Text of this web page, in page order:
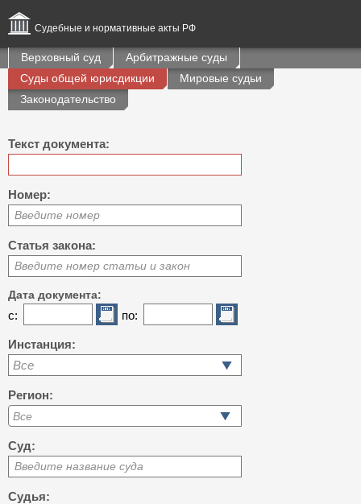
Судебные и нормативные акты РФ
Верховный суд
Арбитражные суды
Суды общей юрисдикции
Мировые судьи
Законодательство
Текст документа:
Номер:
Введите номер
Статья закона:
Введите номер статьи и закон
Дата документа:
с: по:
Инстанция:
Все
Регион:
Суд:
Введите название суда
Судья: